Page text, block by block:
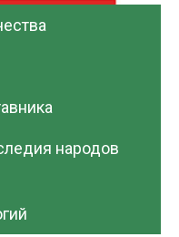
народов